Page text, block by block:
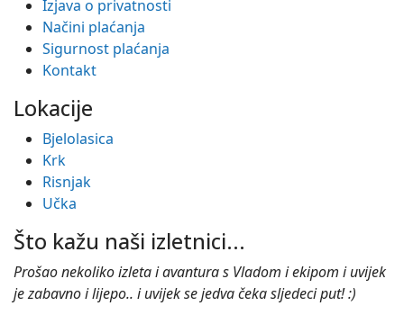
Izjava o privatnosti
Načini plaćanja
Sigurnost plaćanja
Kontakt
Lokacije
Bjelolasica
Krk
Risnjak
Učka
Što kažu naši izletnici...
Prošao nekoliko izleta i avantura s Vladom i ekipom i uvijek
je zabavno i lijepo.. i uvijek se jedva čeka sljedeci put! :)